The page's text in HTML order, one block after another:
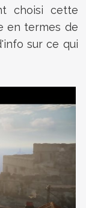
choisi cette
en termes de
sur ce qui